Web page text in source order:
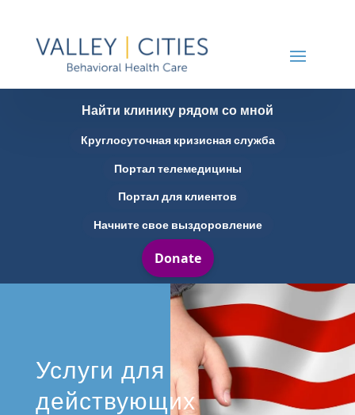
Найти клинику рядом со мной
Круглосуточная кризисная служба
Портал телемедицины
Портал для клиентов
Начните свое выздоровление
Услуги для
действующих